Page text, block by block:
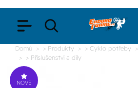
Domů > Produkty > Cyklo potřeby
> Příslušenství a díly
NOVÉ